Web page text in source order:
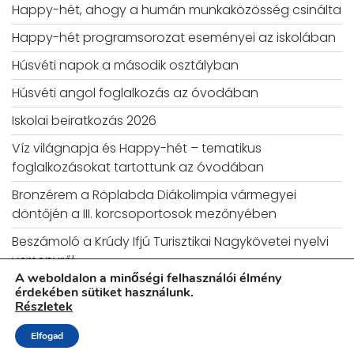
Happy-hét, ahogy a humán munkaközösség csinálta
Happy-hét programsorozat eseményei az iskolában
Húsvéti napok a második osztályban
Húsvéti angol foglalkozás az óvodában
Iskolai beiratkozás 2026
Víz világnapja és Happy-hét – tematikus
foglalkozásokat tartottunk az óvodában
Bronzérem a Röplabda Diákolimpia vármegyei
döntőjén a III. korcsoportosok mezőnyében
Beszámoló a Krúdy Ifjú Turisztikai Nagykövetei nyelvi
versenyről
Területi Tematikus Angol Verseny
Március 15 – Iskolai megemlékezés
Látogatás a szegedi Pártkontroll Múzeum Szobában
A weboldalon a minőségi felhasználói élmény
érdekében sütiket használunk.
Részletek
Elfogad